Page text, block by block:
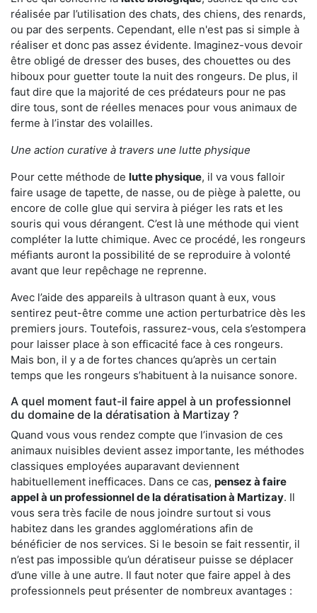
réalisée par l’utilisation des chats, des chiens, des renards,
ou par des serpents. Cependant, elle n'est pas si simple à
réaliser et donc pas assez évidente. Imaginez-vous devoir
être obligé de dresser des buses, des chouettes ou des
hiboux pour guetter toute la nuit des rongeurs. De plus, il
faut dire que la majorité de ces prédateurs pour ne pas
dire tous, sont de réelles menaces pour vous animaux de
ferme à l’instar des volailles.
Une action curative à travers une lutte physique
Pour cette méthode de lutte physique, il va vous falloir
faire usage de tapette, de nasse, ou de piège à palette, ou
encore de colle glue qui servira à piéger les rats et les
souris qui vous dérangent. C’est là une méthode qui vient
compléter la lutte chimique. Avec ce procédé, les rongeurs
méfiants auront la possibilité de se reproduire à volonté
avant que leur repêchage ne reprenne.
Avec l’aide des appareils à ultrason quant à eux, vous
sentirez peut-être comme une action perturbatrice dès les
premiers jours. Toutefois, rassurez-vous, cela s’estompera
pour laisser place à son efficacité face à ces rongeurs.
Mais bon, il y a de fortes chances qu’après un certain
temps que les rongeurs s’habituent à la nuisance sonore.
A quel moment faut-il faire appel à un professionnel
du domaine de la dératisation à Martizay ?
Quand vous vous rendez compte que l’invasion de ces
animaux nuisibles devient assez importante, les méthodes
classiques employées auparavant deviennent
habituellement inefficaces. Dans ce cas, pensez à faire
appel à un professionnel de la dératisation à Martizay. Il
vous sera très facile de nous joindre surtout si vous
habitez dans les grandes agglomérations afin de
bénéficier de nos services. Si le besoin se fait ressentir, il
n’est pas impossible qu’un dératiseur puisse se déplacer
d’une ville à une autre. Il faut noter que faire appel à des
professionnels peut présenter de nombreux avantages :